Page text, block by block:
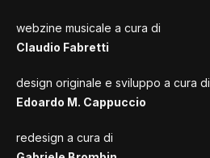
webzine musicale a cura di
Claudio Fabretti
design originale e sviluppo a cura di
Edoardo M. Cappuccio
redesign a cura di